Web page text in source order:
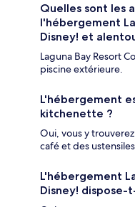
Quelles sont les
l'hébergement
Disney! et
Laguna Bay Resort
piscine extérieure.
L'hébergement
kitchenette ?
Oui, vous y
café et des
L'hébergement
Disney! dispose-